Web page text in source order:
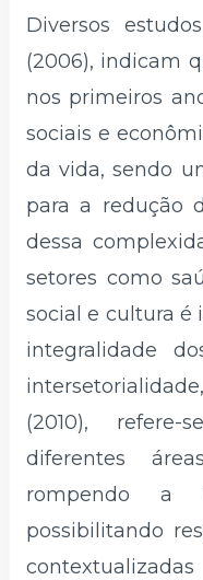
Diversos
(2006), indicam
nos primeiros
sociais e
da vida, sendo
para a redução
dessa
setores como
social e cultura é
integralidade
(2010),
diferentes
rompendo a
possibilitando